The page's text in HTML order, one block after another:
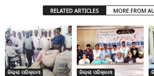
RELATED ARTICLES MORE FROM
ଜିଲ୍ଲା ପରିକ୍ରମା ଜିଲ୍ଲା ପରିକ୍ରମା